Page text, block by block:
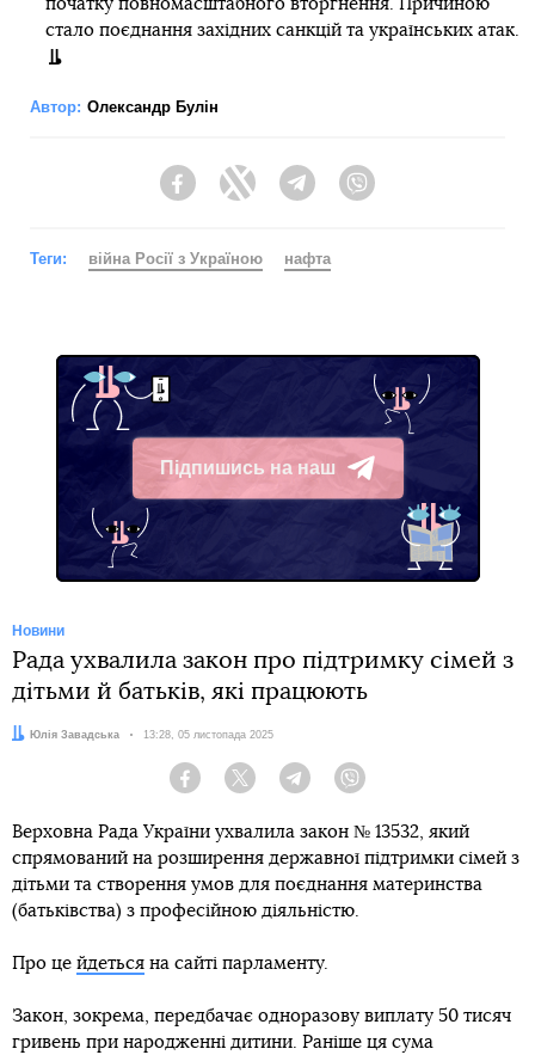
початку повномасштабного вторгнення. Причиною
стало поєднання західних санкцій та українських атак.
Автор: Олександр Булін
FacebookTwitter Telegram
Теги: війна Росії з Україною нафта
Підпишись на наш
Telegram
Новини
Рада ухвалила закон про підтримку сімей з
дітьми й батьків, які працюють
Автор:Юлія Завадська Дата:
13:28, 05 листопада 2025
Facebook Twitter Telegram
Верховна Рада України ухвалила закон № 13532, який
спрямований на розширення державної підтримки сімей з
дітьми та створення умов для поєднання материнства
(батьківства) з професійною діяльністю.
Про це йдеться на сайті парламенту.
Закон, зокрема, передбачає одноразову виплату 50 тисяч
гривень при народженні дитини. Раніше ця сума